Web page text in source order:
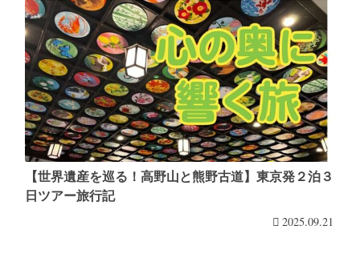
【世界遺産を巡る！高野山と熊野古道】東京発２泊３
日ツアー旅行記
2025.09.21